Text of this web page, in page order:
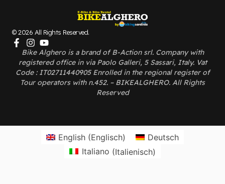
© 2026 All Rights Reserved.
Bike Alghero is a brand of B-Action srl. Company with
registered office in via Paolo Galleri, 5 Sassari, Italy. Vat
Code : IT02711440905 Enrolled in the regional register of
Tour operators with n.452. – BIKEALGHERO. All Rights
Reserved
English (Englisch)
Deutsch
Italiano (Italienisch)